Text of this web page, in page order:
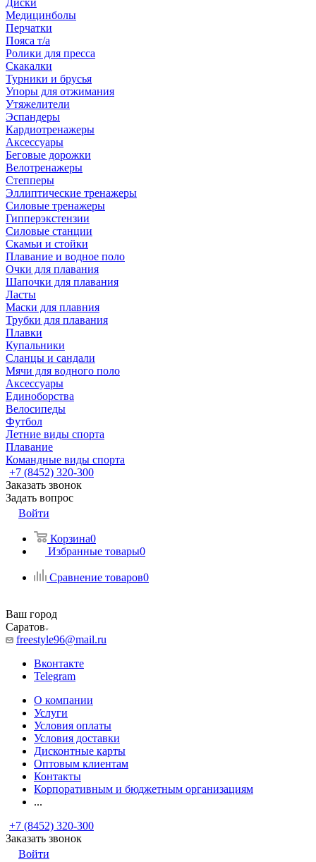
Диски
Медицинболы
Перчатки
Пояса т/а
Ролики для пресса
Скакалки
Турники и брусья
Упоры для отжимания
Утяжелители
Эспандеры
Кардиотренажеры
Аксессуары
Беговые дорожки
Велотренажеры
Степперы
Эллиптические тренажеры
Силовые тренажеры
Гипперэкстензии
Силовые станции
Скамьи и стойки
Плавание и водное поло
Очки для плавания
Шапочки для плавания
Ласты
Маски для плавния
Трубки для плавания
Плавки
Купальники
Сланцы и сандали
Мячи для водного поло
Аксессуары
Единоборства
Велосипеды
Футбол
Летние виды спорта
Плавание
Командные виды спорта
+7 (8452) 320-300
Заказать звонок
Задать вопрос
Войти
Корзина0
Избранные товары0
Сравнение товаров0
Ваш город
Саратов
freestyle96@mail.ru
Вконтакте
Telegram
О компании
Услуги
Условия оплаты
Условия доставки
Дисконтные карты
Оптовым клиентам
Контакты
Корпоративным и бюджетным организациям
...
+7 (8452) 320-300
Заказать звонок
Войти